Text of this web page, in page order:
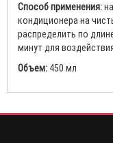
Способ применения:
кондиционера на
распределить по
минут для
Объем: 450 мл